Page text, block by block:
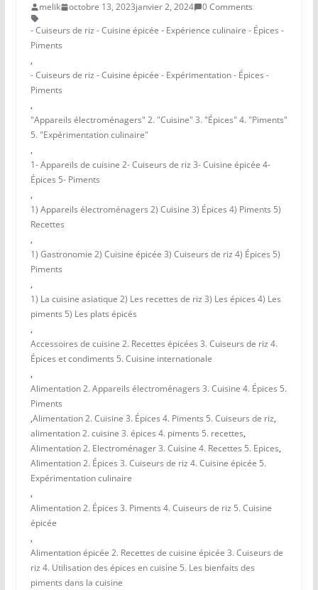
melik octobre 13, 2023janvier 2, 2024
0 Comments
- Cuiseurs de riz - Cuisine épicée - Expérience culinaire - Épices -
Piments
,
- Cuiseurs de riz - Cuisine épicée - Expérimentation - Épices -
Piments
,
"Appareils électroménagers" 2. "Cuisine" 3. "Épices" 4. "Piments"
5. "Expérimentation culinaire"
,
1- Appareils de cuisine 2- Cuiseurs de riz 3- Cuisine épicée 4-
Épices 5- Piments
,
1) Appareils électroménagers 2) Cuisine 3) Épices 4) Piments 5)
Recettes
,
1) Gastronomie 2) Cuisine épicée 3) Cuiseurs de riz 4) Épices 5)
Piments
,
1) La cuisine asiatique 2) Les recettes de riz 3) Les épices 4) Les
piments 5) Les plats épicés
,
Accessoires de cuisine 2. Recettes épicées 3. Cuiseurs de riz 4.
Épices et condiments 5. Cuisine internationale
,
Alimentation 2. Appareils électroménagers 3. Cuisine 4. Épices 5.
Piments
,Alimentation 2. Cuisine 3. Épices 4. Piments 5. Cuiseurs de riz,
alimentation 2. cuisine 3. épices 4. piments 5. recettes,
Alimentation 2. Electroménager 3. Cuisine 4. Recettes 5. Epices,
Alimentation 2. Épices 3. Cuiseurs de riz 4. Cuisine épicée 5.
Expérimentation culinaire
,
Alimentation 2. Épices 3. Piments 4. Cuiseurs de riz 5. Cuisine
épicée
,
Alimentation épicée 2. Recettes de cuisine épicée 3. Cuiseurs de
riz 4. Utilisation des épices en cuisine 5. Les bienfaits des
piments dans la cuisine